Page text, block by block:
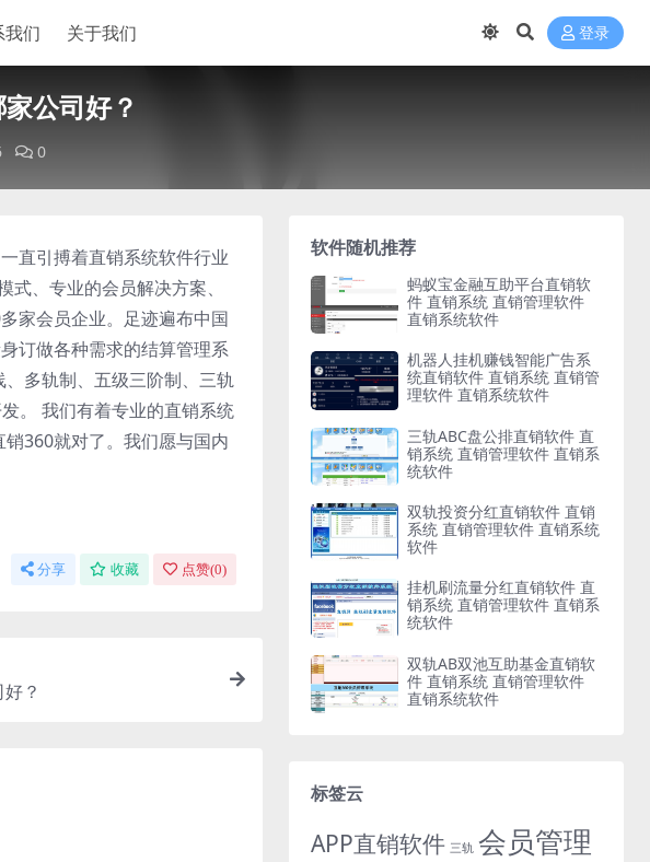
我们 关于我们 登录
公司好？
0
直引搏着直销系统软件行业
、专业的会员解决方案、
家会员企业。足迹遍布中国
订做各种需求的结算管理系
多轨制、五级三阶制、三轨
。 我们有着专业的直销系统
360就对了。我们愿与国内
分享 收藏 点赞(0)
？
软件随机推荐
蚂蚁宝金融互助平台直销软
件 直销系统 直销管理软件
直销系统软件
机器人挂机赚钱智能广告系
统直销软件 直销系统 直销管
理软件 直销系统软件
三轨ABC盘公排直销软件 直
销系统 直销管理软件 直销系
统软件
双轨投资分红直销软件 直销
系统 直销管理软件 直销系统
软件
挂机刷流量分红直销软件 直
销系统 直销管理软件 直销系
统软件
双轨AB双池互助基金直销软
件 直销系统 直销管理软件
直销系统软件
标签云
APP直销软件 三轨 会员管理